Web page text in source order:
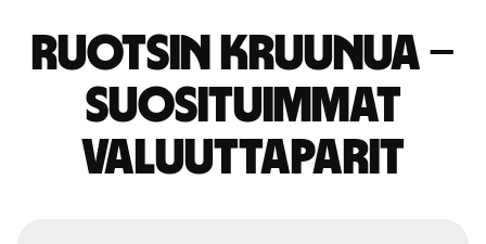
Ruotsin kruunua –
suosituimmat
valuuttaparit